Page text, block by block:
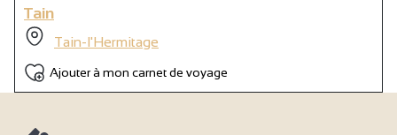
Tain
Tain-l'Hermitage
Ajouter à mon carnet de voyage